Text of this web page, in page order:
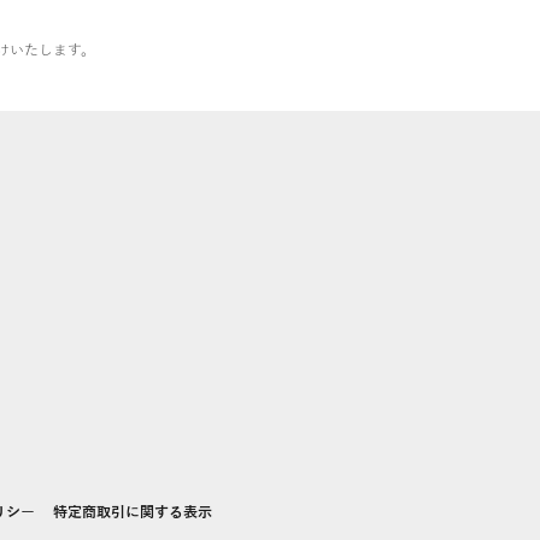
たします。
シー 特定商取引に関する表示